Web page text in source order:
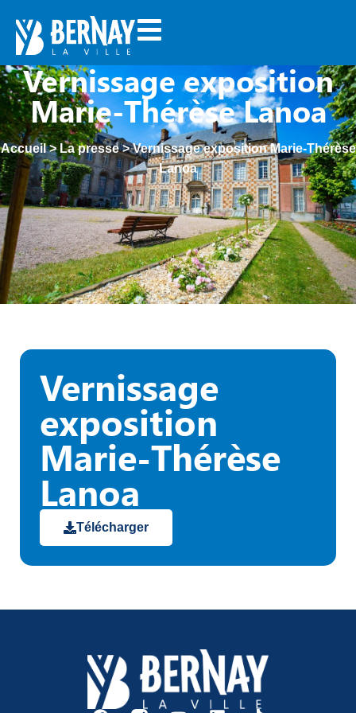
Vernissage exposition
Marie-Thérèse Lanoa
Accueil>La presse>Vernissage exposition Marie-Thérèse
Lanoa
Vernissage
exposition
Marie-Thérèse
Lanoa
Télécharger